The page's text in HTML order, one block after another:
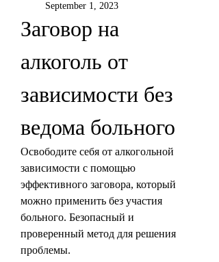
September 1, 2023
Заговор на
алкоголь от
зависимости без
ведома больного
Освободите себя от алкогольной
зависимости с помощью
эффективного заговора, который
можно применить без участия
больного. Безопасный и
проверенный метод для решения
проблемы.